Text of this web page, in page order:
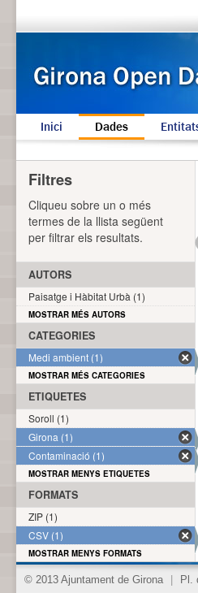
Inici Dades
Filtres
Cliqueu sobre un o més
termes de la llista següent
per filtrar els resultats.
AUTORS
Paisatge i Hàbitat Urbà (1)
MOSTRAR MÉS AUTORS
CATEGORIES
Medi ambient (1)
MOSTRAR MÉS CATEGORIES
ETIQUETES
Soroll (1)
Girona (1)
Contaminació (1)
MOSTRAR MENYS ETIQUETES
FORMATS
ZIP (1)
CSV (1)
MOSTRAR MENYS FORMATS
© 2013 Ajuntament de Girona Pl.